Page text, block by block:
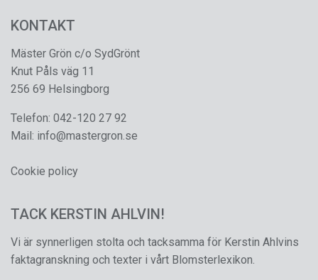
KONTAKT
Mäster Grön c/o SydGrönt
Knut Påls väg 11
256 69 Helsingborg
Telefon: 042-120 27 92
Mail: info@mastergron.se
Cookie policy
TACK KERSTIN AHLVIN!
Vi är synnerligen stolta och tacksamma för Kerstin Ahlvins
faktagranskning och texter i vårt Blomsterlexikon.